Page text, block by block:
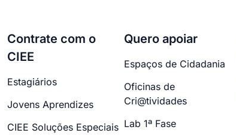
Contrate com o
CIEE
Estagiários
Jovens Aprendizes
CIEE Soluções Especiais
Quero apoiar
Espaços de Cidadania
Oficinas de
Cri@tividades
Lab 1ª Fase